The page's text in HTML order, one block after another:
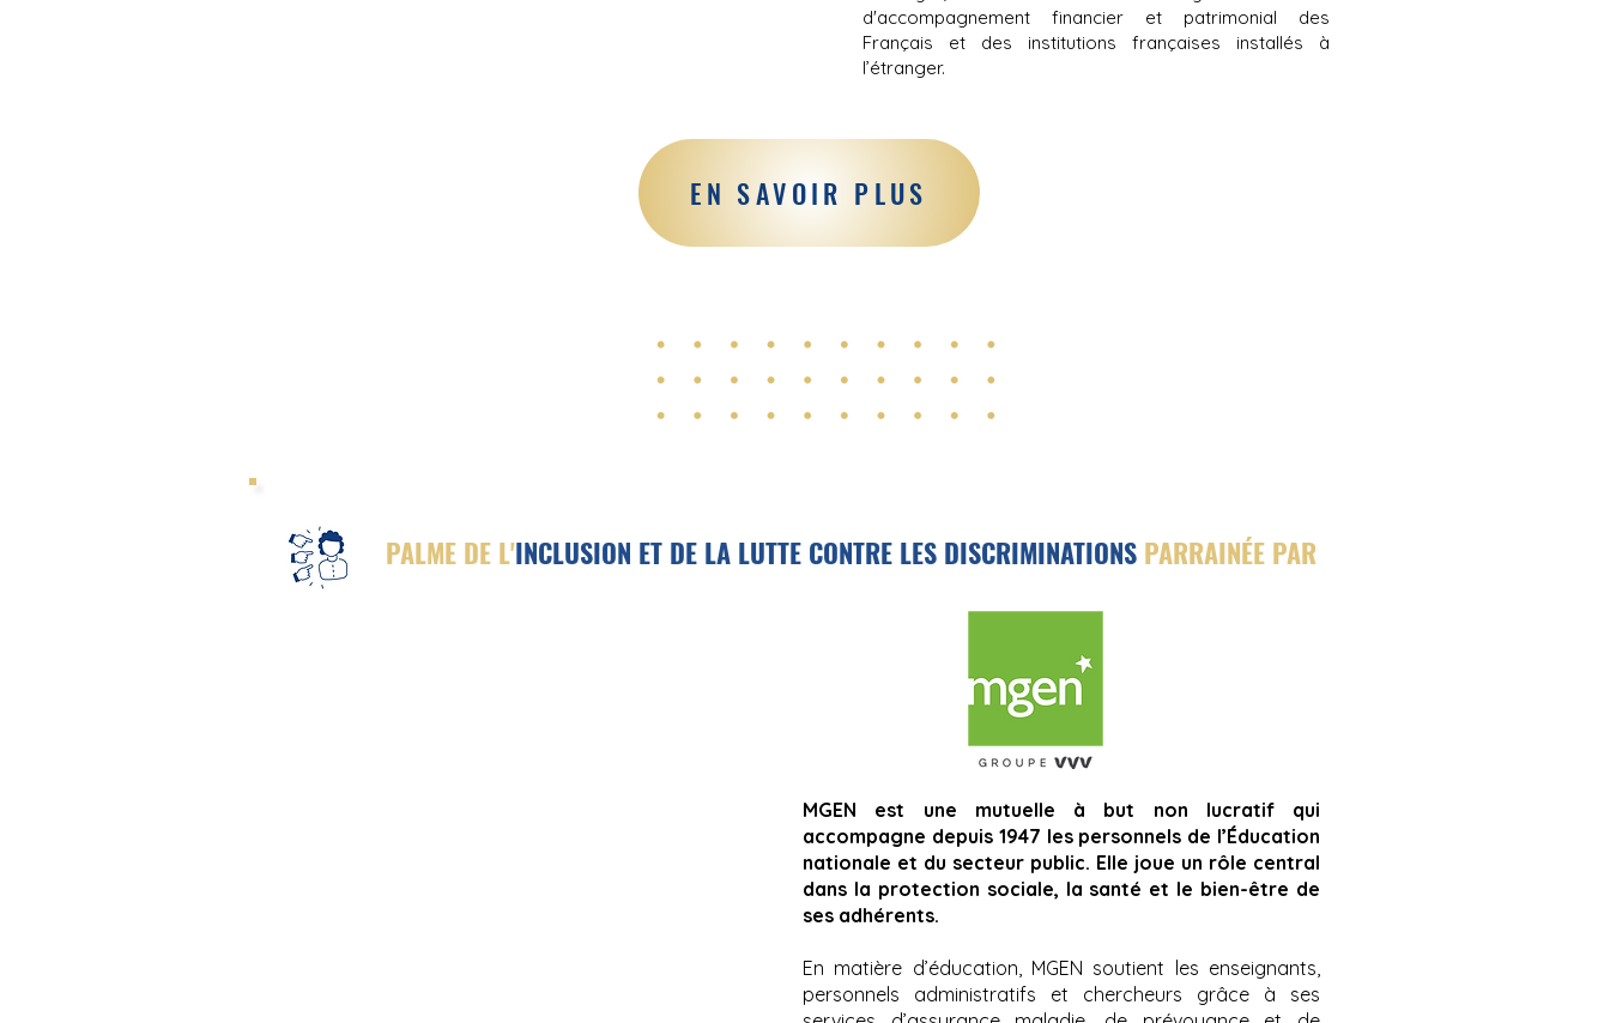
d'accompagnement financier et patrimonial des
Français et des institutions françaises installés à
l’étranger.
EN SAVOIR PLUS
PALME DE L'INCLUSION ET DE LA LUTTE CONTRE LES DISCRIMINATIONS PARRAINÉE PAR
MGEN est une mutuelle à but non lucratif qui
accompagne depuis 1947 les personnels de l’Éducation
nationale et du secteur public. Elle joue un rôle central
dans la protection sociale, la santé et le bien-être de
ses adhérents.
En matière d’éducation, MGEN soutient les enseignants,
personnels administratifs et chercheurs grâce à ses